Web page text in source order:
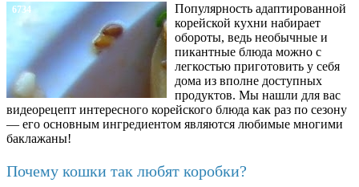
6734
Популярность адаптированной
корейской кухни набирает
обороты, ведь необычные и
пикантные блюда можно с
легкостью приготовить у себя
дома из вполне доступных
продуктов. Мы нашли для вас
видеорецепт интересного корейского блюда как раз по сезону
— его основным ингредиентом являются любимые многими
баклажаны!
Почему кошки так любят коробки?